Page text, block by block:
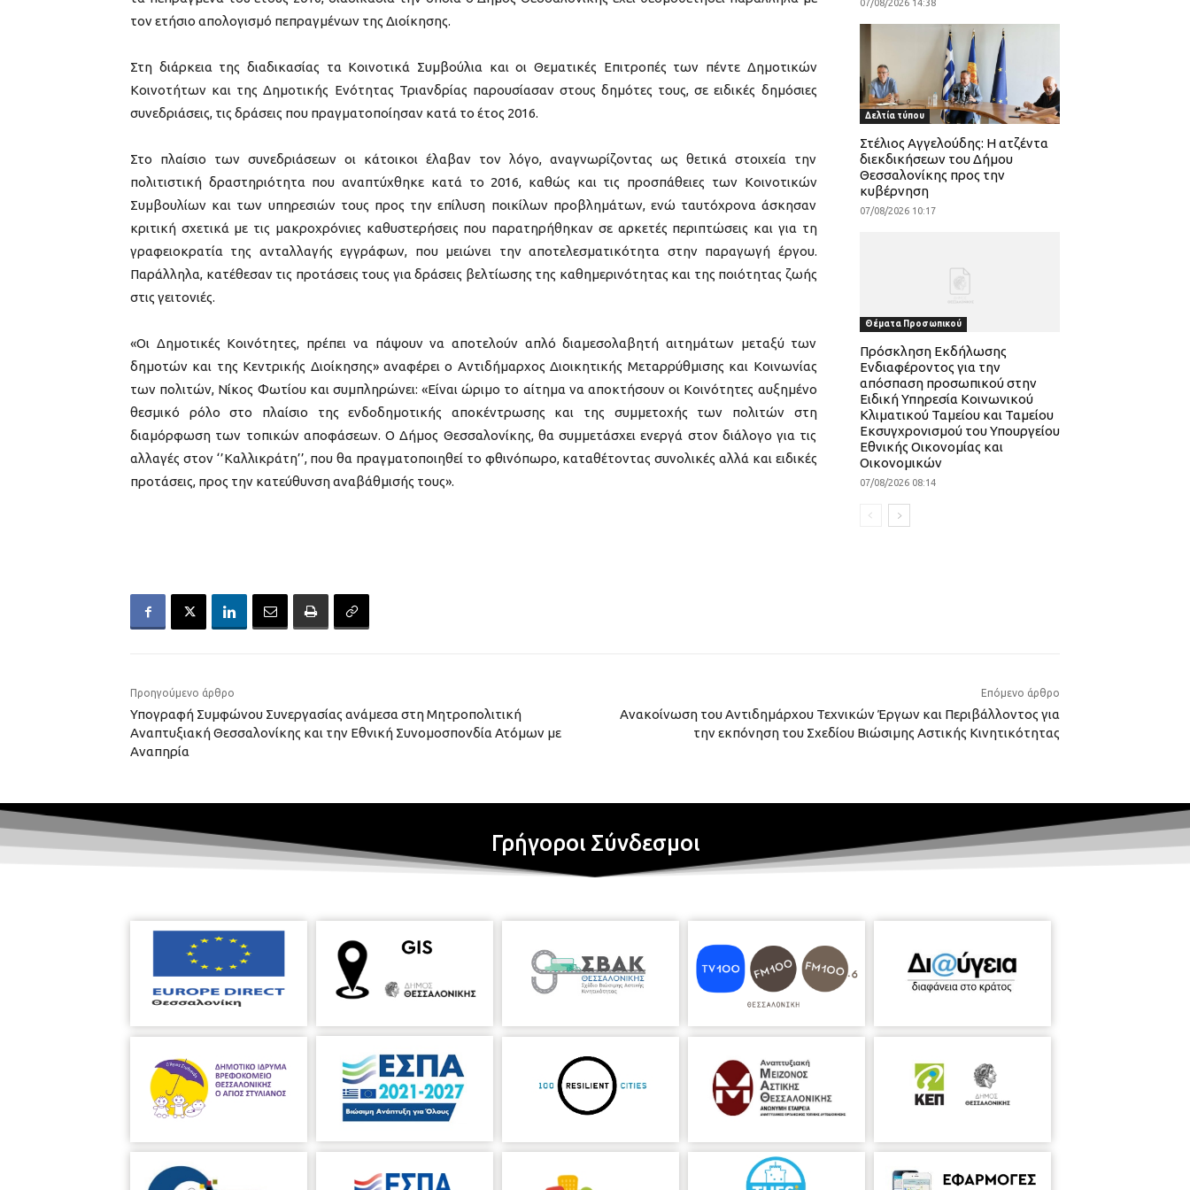
τον ετήσιο απολογισμό πεπραγμένων της Διοίκησης.
Στη διάρκεια της διαδικασίας τα Κοινοτικά Συμβούλια και οι Θεματικές Επιτροπές των πέντε Δημοτικών
Κοινοτήτων και της Δημοτικής Ενότητας Τριανδρίας παρουσίασαν στους δημότες τους, σε ειδικές δημόσιες
συνεδριάσεις, τις δράσεις που πραγματοποίησαν κατά το έτος 2016.
Στο πλαίσιο των συνεδριάσεων οι κάτοικοι έλαβαν τον λόγο, αναγνωρίζοντας ως θετικά στοιχεία την
πολιτιστική δραστηριότητα που αναπτύχθηκε κατά το 2016, καθώς και τις προσπάθειες των Κοινοτικών
Συμβουλίων και των υπηρεσιών τους προς την επίλυση ποικίλων προβλημάτων, ενώ ταυτόχρονα άσκησαν
κριτική σχετικά με τις μακροχρόνιες καθυστερήσεις που παρατηρήθηκαν σε αρκετές περιπτώσεις και για τη
γραφειοκρατία της ανταλλαγής εγγράφων, που μειώνει την αποτελεσματικότητα στην παραγωγή έργου.
Παράλληλα, κατέθεσαν τις προτάσεις τους για δράσεις βελτίωσης της καθημερινότητας και της ποιότητας ζωής
στις γειτονιές.
«Οι Δημοτικές Κοινότητες, πρέπει να πάψουν να αποτελούν απλό διαμεσολαβητή αιτημάτων μεταξύ των
δημοτών και της Κεντρικής Διοίκησης» αναφέρει ο Αντιδήμαρχος Διοικητικής Μεταρρύθμισης και Κοινωνίας
των πολιτών, Νίκος Φωτίου και συμπληρώνει: «Είναι ώριμο το αίτημα να αποκτήσουν οι Κοινότητες αυξημένο
θεσμικό ρόλο στο πλαίσιο της ενδοδημοτικής αποκέντρωσης και της συμμετοχής των πολιτών στη
διαμόρφωση των τοπικών αποφάσεων. Ο Δήμος Θεσσαλονίκης, θα συμμετάσχει ενεργά στον διάλογο για τις
αλλαγές στον ‘’Καλλικράτη’’, που θα πραγματοποιηθεί το φθινόπωρο, καταθέτοντας συνολικές αλλά και ειδικές
προτάσεις, προς την κατεύθυνση αναβάθμισής τους».
07/08/2026 14:38
Δελτία τύπου
Στέλιος Αγγελούδης: Η ατζέντα
διεκδικήσεων του Δήμου
Θεσσαλονίκης προς την
κυβέρνηση
07/08/2026 10:17
Θέματα Προσωπικού
Πρόσκληση Εκδήλωσης
Ενδιαφέροντος για την
απόσπαση προσωπικού στην
Ειδική Υπηρεσία Κοινωνικού
Κλιματικού Ταμείου και Ταμείου
Εκσυγχρονισμού του Υπουργείου
Εθνικής Οικονομίας και
Οικονομικών
07/08/2026 08:14
Προηγούμενο άρθρο
Υπογραφή Συμφώνου Συνεργασίας ανάμεσα στη Μητροπολιτική
Αναπτυξιακή Θεσσαλονίκης και την Εθνική Συνομοσπονδία Ατόμων με
Αναπηρία
Επόμενο άρθρο
Ανακοίνωση του Αντιδημάρχου Τεχνικών Έργων και Περιβάλλοντος για
την εκπόνηση του Σχεδίου Βιώσιμης Αστικής Κινητικότητας
Γρήγοροι Σύνδεσμοι